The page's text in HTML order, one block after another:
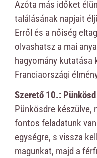
Azóta más időket
találásának napjait
Erről és a nőiség
olvashatsz a mai
hagyomány kutatása
Franciaországi
Szerető 10.:
Pünkösdre készülve,
fontos feladatunk
egységre, s vissza
magunkat, majd a